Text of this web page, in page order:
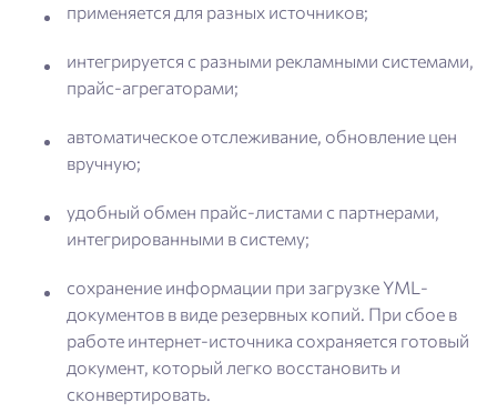
применяется для разных источников;
интегрируется с разными рекламными системами,
прайс-агрегаторами;
автоматическое отслеживание, обновление цен
вручную;
удобный обмен прайс-листами с партнерами,
интегрированными в систему;
сохранение информации при загрузке YML-
документов в виде резервных копий. При сбое в
работе интернет-источника сохраняется готовый
документ, который легко восстановить и
сконвертировать.